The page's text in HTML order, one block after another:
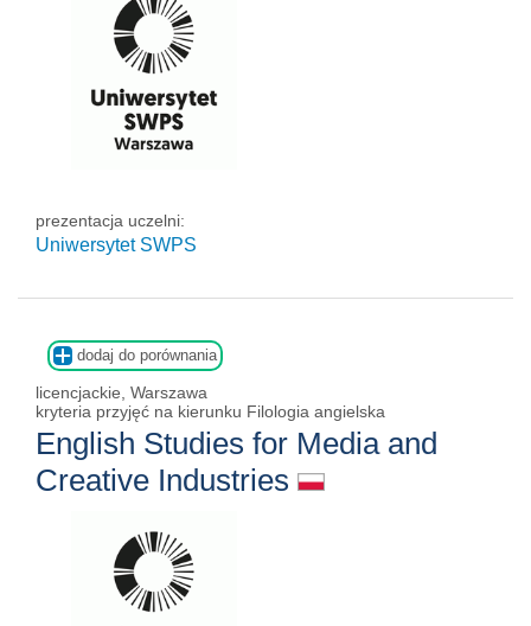
prezentacja uczelni:
Uniwersytet SWPS
dodaj do porównania
licencjackie, Warszawa
kryteria przyjęć na kierunku Filologia angielska
English Studies for Media and
Creative Industries